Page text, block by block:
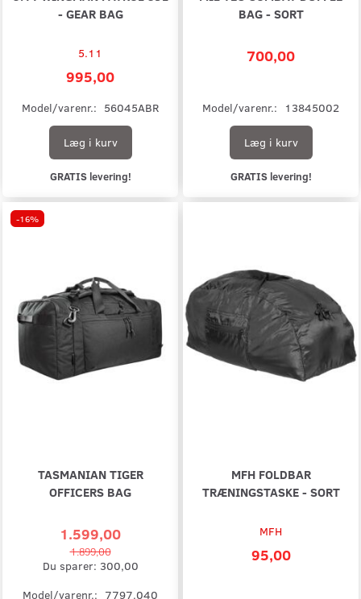
- GEAR BAG
5.11
995,00
Model/varenr.: 56045ABR
Læg i kurv
GRATIS levering!
BAG - SORT
700,00
Model/varenr.: 13845002
Læg i kurv
GRATIS levering!
-16%
TASMANIAN TIGER
OFFICERS BAG
1.599,00
1.899,00
Du sparer: 300,00
Model/varenr.: 7797.040
MFH FOLDBAR
TRÆNINGSTASKE - SORT
MFH
95,00